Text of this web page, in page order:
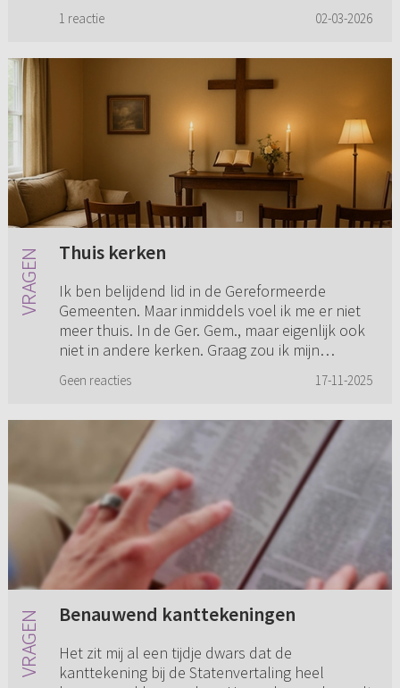
1 reactie 02-03-2026
Thuis kerken
Ik ben belijdend lid in de Gereformeerde
Gemeenten. Maar inmiddels voel ik me er niet
meer thuis. In de Ger. Gem., maar eigenlijk ook
niet in andere kerken. Graag zou ik mijn
Geen reacties 17-11-2025
Benauwend kanttekeningen
Het zit mij al een tijdje dwars dat de
kanttekening bij de Statenvertaling heel